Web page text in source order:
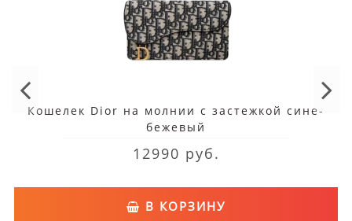
Кошелек Dior на молнии с застежкой сине-
бежевый
12990 руб.
В КОРЗИНУ